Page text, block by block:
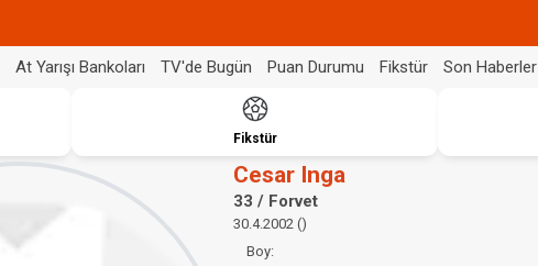
At Yarışı Bankoları TV'de Bugün Puan Durumu Fikstür Son Haberler
Fikstür
Cesar Inga
33 / Forvet
30.4.2002 ()
Boy: